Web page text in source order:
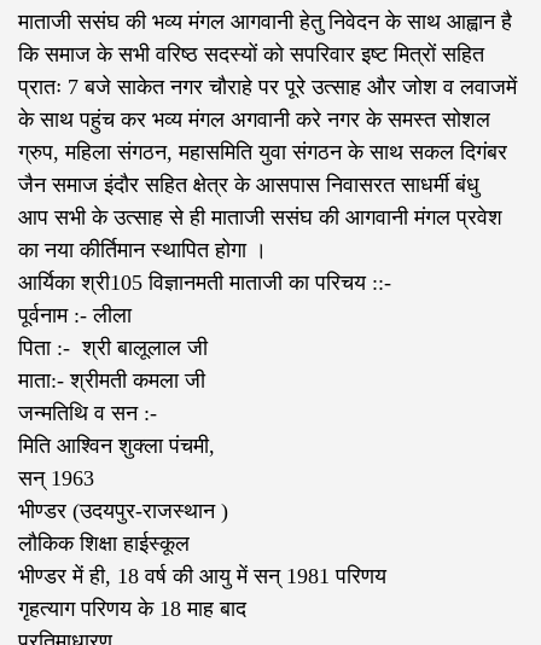
माताजी ससंघ की भव्य मंगल आगवानी हेतु निवेदन के साथ आह्वान है
कि समाज के सभी वरिष्ठ सदस्यों को सपरिवार इष्ट मित्रों सहित
प्रातः 7 बजे साकेत नगर चौराहे पर पूरे उत्साह और जोश व लवाजमें
के साथ पहुंच कर भव्य मंगल अगवानी करे नगर के समस्त सोशल
ग्रुप, महिला संगठन, महासमिति युवा संगठन के साथ सकल दिगंबर
जैन समाज इंदौर सहित क्षेत्र के आसपास निवासरत साधर्मी बंधु
आप सभी के उत्साह से ही माताजी ससंघ की आगवानी मंगल प्रवेश
का नया कीर्तिमान स्थापित‌ होगा ।
आर्यिका श्री105 विज्ञानमती माताजी का परिचय‌ ::-
पूर्वनाम :- लीला
पिता :- ‌ श्री बालूलाल जी
माता:- श्रीमती कमला जी
जन्मतिथि व सन :-
मिति आश्विन शुक्ला पंचमी,
सन् 1963
भीण्डर (उदयपुर-राजस्थान )
लौकिक शिक्षा हाईस्कूल
भीण्डर में ही, 18 वर्ष की आयु में सन् 1981 परिणय
गृहत्याग परिणय के 18 माह बाद